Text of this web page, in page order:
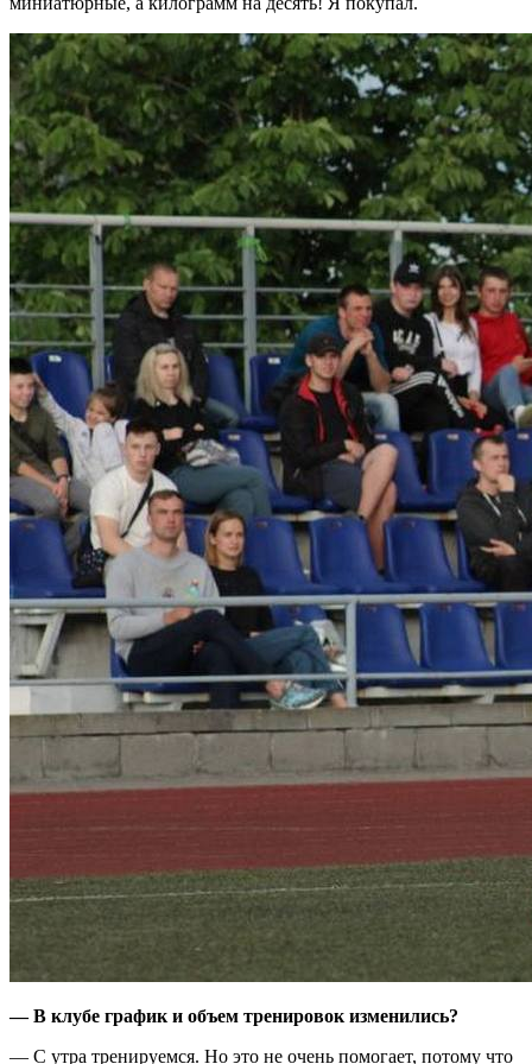
— В клубе график и объем тренировок изменились?
— С утра тренируемся. Но это не очень помогает, потому что